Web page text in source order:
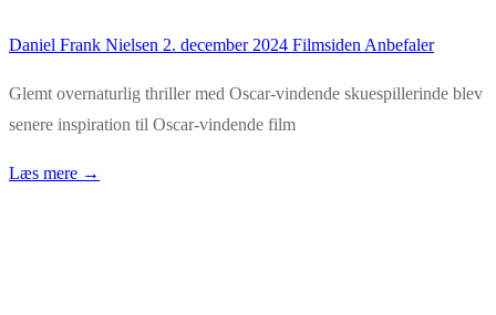
Daniel Frank Nielsen 2. december 2024 Filmsiden Anbefaler
Glemt overnaturlig thriller med Oscar-vindende skuespillerinde blev
senere inspiration til Oscar-vindende film
Læs mere →